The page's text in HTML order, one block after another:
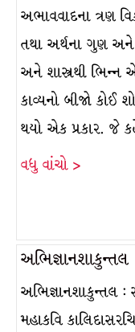
અભાવવાદના ત્રણ
તથા અર્થના ગુણ અને
અને શાસ્ત્રથી ભિન્ન
કાવ્યનો બીજો કોઈ
થયો એક પ્રકાર. જે
વધુ વાંચો >
અભિજ્ઞાનશાકુન્તલ
અભિજ્ઞાનશાકુન્તલ :
મહાકવિ